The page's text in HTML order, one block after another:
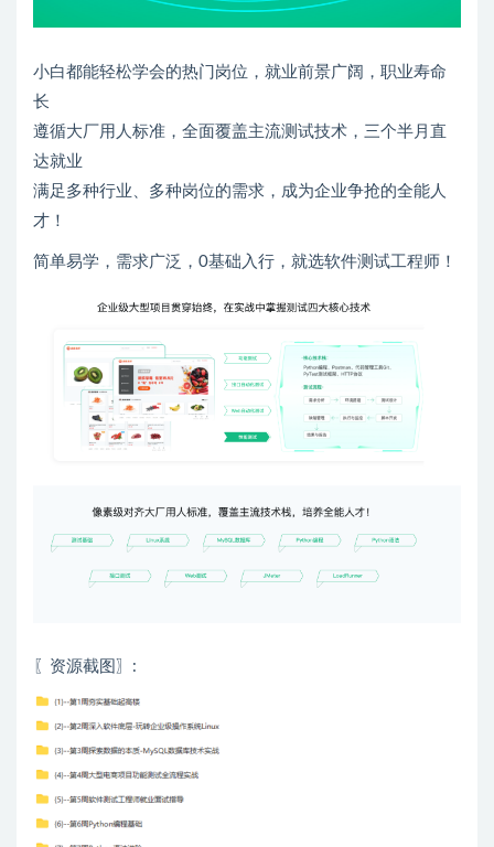
小白都能轻松学会的热门岗位，就业前景广阔，职业寿命
长
遵循大厂用人标准，全面覆盖主流测试技术，三个半月直
达就业
满足多种行业、多种岗位的需求，成为企业争抢的全能人
才！
简单易学，需求广泛，0基础入行，就选软件测试工程师！
〖资源截图〗: